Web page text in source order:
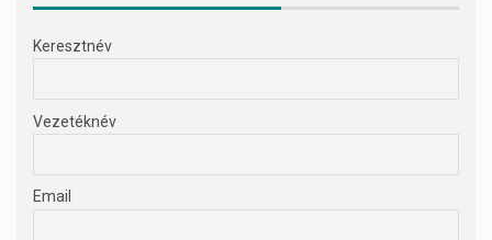
Keresztnév
Vezetéknév
Email